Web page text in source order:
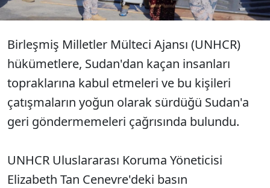
Birleşmiş Milletler Mülteci Ajansı (UNHCR)
hükümetlere, Sudan'dan kaçan insanları
topraklarına kabul etmeleri ve bu kişileri
çatışmaların yoğun olarak sürdüğü Sudan'a
geri göndermemeleri çağrısında bulundu.
UNHCR Uluslararası Koruma Yöneticisi
Elizabeth Tan Cenevre'deki basın